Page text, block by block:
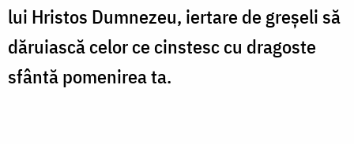
lui Hristos Dumnezeu, iertare de greşeli să
dăruiască celor ce cinstesc cu dragoste
sfântă pomenirea ta.